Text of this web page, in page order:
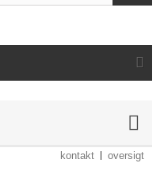
kontakt oversigt